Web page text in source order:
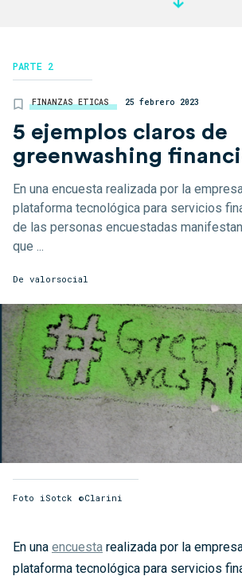
PARTE 2
FINANZAS ETICAS 25 febrero 2023
5 ejemplos claros de
greenwashing
En una encuesta realizada por la
plataforma tecnológica para servicios
de las personas encuestadas
que ...
De valorsocial
Foto iSotck ©Clarini
En una encuesta realizada por la
plataforma tecnológica para servicios